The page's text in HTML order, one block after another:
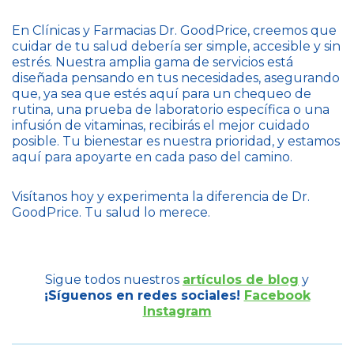
En Clínicas y Farmacias Dr. GoodPrice, creemos que
cuidar de tu salud debería ser simple, accesible y sin
estrés. Nuestra amplia gama de servicios está
diseñada pensando en tus necesidades, asegurando
que, ya sea que estés aquí para un chequeo de
rutina, una prueba de laboratorio específica o una
infusión de vitaminas, recibirás el mejor cuidado
posible. Tu bienestar es nuestra prioridad, y estamos
aquí para apoyarte en cada paso del camino.
Visítanos hoy y experimenta la diferencia de Dr.
GoodPrice. Tu salud lo merece.
Sigue todos nuestros artículos de blog y
¡Síguenos en redes sociales! Facebook
Instagram